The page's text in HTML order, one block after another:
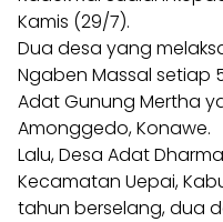
Kamis (29/7).
Dua desa yang
Ngaben Massal setiap
Adat Gunung Mertha
Amonggedo, Konawe.
Lalu, Desa Adat
Kecamatan Uepai,
tahun berselang, dua